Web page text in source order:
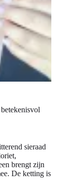
sieraad
brengt zijn
De ketting is